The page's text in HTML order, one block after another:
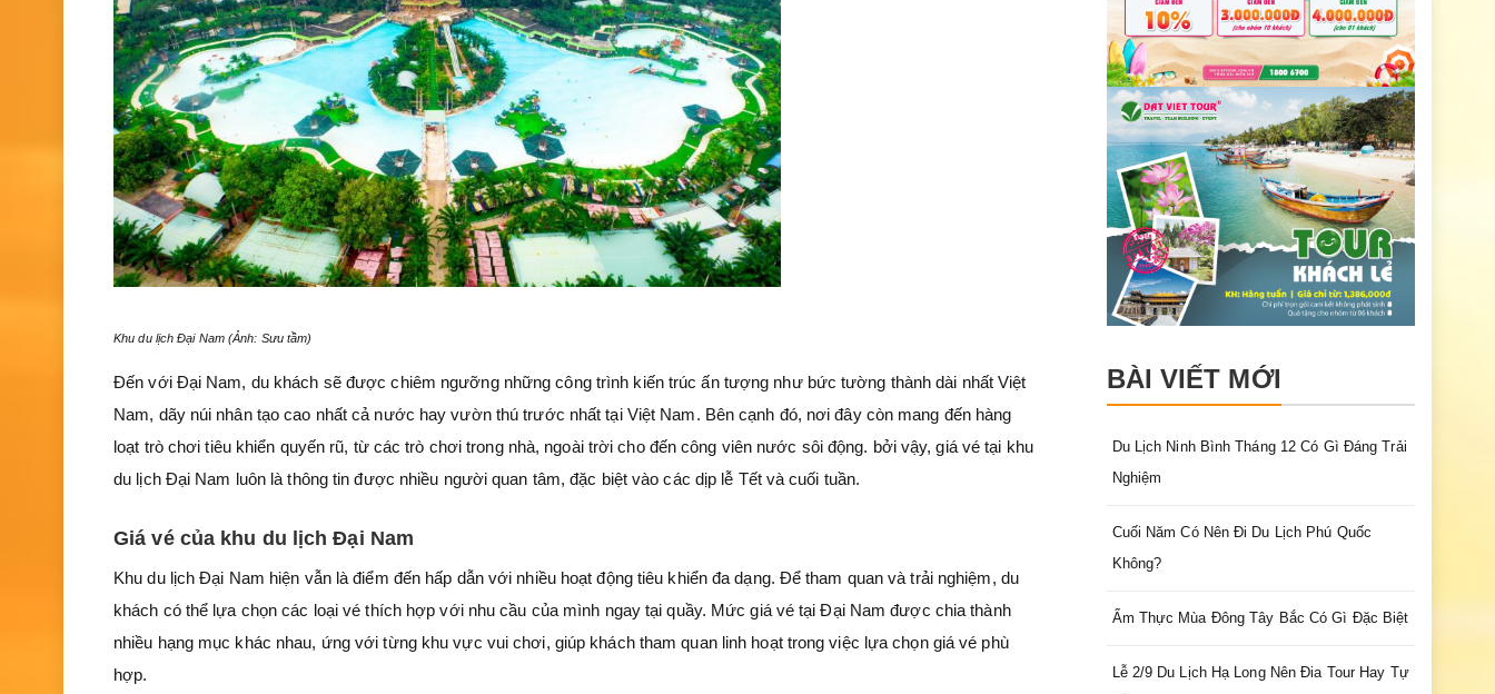
Khu du lịch Đại Nam (Ảnh: Sưu tầm)
Đến với Đại Nam, du khách sẽ được chiêm ngưỡng những công trình kiến trúc ấn tượng như bức tường thành dài nhất Việt
Nam, dãy núi nhân tạo cao nhất cả nước hay vườn thú trước nhất tại Việt Nam. Bên cạnh đó, nơi đây còn mang đến hàng
loạt trò chơi tiêu khiển quyến rũ, từ các trò chơi trong nhà, ngoài trời cho đến công viên nước sôi động. bởi vậy, giá vé tại khu
du lịch Đại Nam luôn là thông tin được nhiều người quan tâm, đặc biệt vào các dịp lễ Tết và cuối tuần.
Giá vé của khu du lịch Đại Nam
Khu du lịch Đại Nam hiện vẫn là điểm đến hấp dẫn với nhiều hoạt động tiêu khiển đa dạng. Để tham quan và trải nghiệm, du
khách có thể lựa chọn các loại vé thích hợp với nhu cầu của mình ngay tại quầy. Mức giá vé tại Đại Nam được chia thành
nhiều hạng mục khác nhau, ứng với từng khu vực vui chơi, giúp khách tham quan linh hoạt trong việc lựa chọn giá vé phù
hợp.
BÀI VIẾT MỚI
Du Lịch Ninh Bình Tháng 12 Có Gì Đáng Trải
Nghiệm
Cuối Năm Có Nên Đi Du Lịch Phú Quốc
Không?
Ẩm Thực Mùa Đông Tây Bắc Có Gì Đặc Biệt
Lễ 2/9 Du Lịch Hạ Long Nên Đia Tour Hay Tự